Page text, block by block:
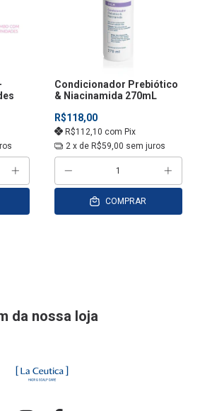
Condicionador Prebiótico
& Niacinamida 270mL
R$118,00
R$112,10 com Pix
2 x de R$59,00 sem juros
COMPRAR
da nossa loja